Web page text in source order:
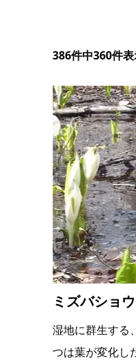
386件中360件表
ミズバショ
湿地に群生する
つは葉が変化し